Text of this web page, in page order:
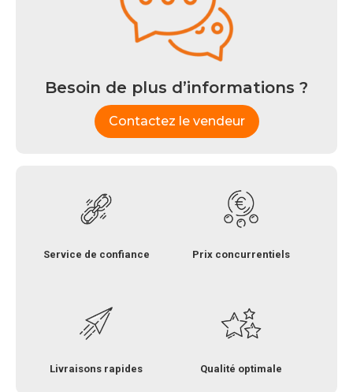
Besoin de plus d’informations ?
Contactez le vendeur
Service de confiance Prix concurrentiels
Livraisons rapides Qualité optimale